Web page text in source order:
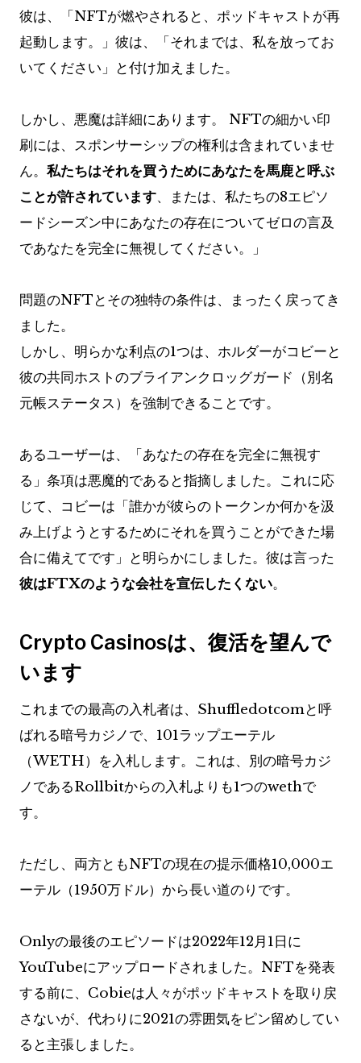
彼は、「NFTが燃やされると、ポッドキャストが再
起動します。」彼は、「それまでは、私を放ってお
いてください」と付け加えました。
しかし、悪魔は詳細にあります。 NFTの細かい印
刷には、スポンサーシップの権利は含まれていませ
ん。 私たちはそれを買うためにあなたを馬鹿と呼ぶ
ことが許されています、または、私たちの8エピソ
ードシーズン中にあなたの存在についてゼロの言及
であなたを完全に無視してください。」
問題のNFTとその独特の条件は、まったく戻ってき
ました。
しかし、明らかな利点の1つは、ホルダーがコビーと
彼の共同ホストのブライアンクロッグガード（別名
元帳ステータス）を強制できることです。
あるユーザーは、「あなたの存在を完全に無視す
る」条項は悪魔的であると指摘しました。これに応
じて、コビーは「誰かが彼らのトークンか何かを汲
み上げようとするためにそれを買うことができた場
合に備えてです」と明らかにしました。彼は言った
彼はFTXのような会社を宣伝したくない。
Crypto Casinosは、復活を望んで
います
これまでの最高の入札者は、Shuffledotcomと呼
ばれる暗号カジノで、101ラップエーテル
（WETH）を入札します。これは、別の暗号カジ
ノであるRollbitからの入札よりも1つのwethで
す。
ただし、両方ともNFTの現在の提示価格10,000エ
ーテル（1950万ドル）から長い道のりです。
Onlyの最後のエピソードは2022年12月1日に
YouTubeにアップロードされました。NFTを発表
する前に、Cobieは人々がポッドキャストを取り戻
さないが、代わりに2021の雰囲気をピン留めしてい
ると主張しました。